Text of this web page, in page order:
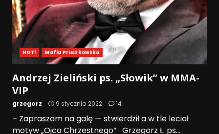
HOT! Mafia Pruszkowska
Andrzej Zieliński ps. „Słowik” w MMA-
VIP
grzegorz 9 stycznia 2022 14
– Zapraszam na galę — stwierdził a w tle leciał
motyw „Ojca Chrzestnego” Grzegorz Ł. ps...